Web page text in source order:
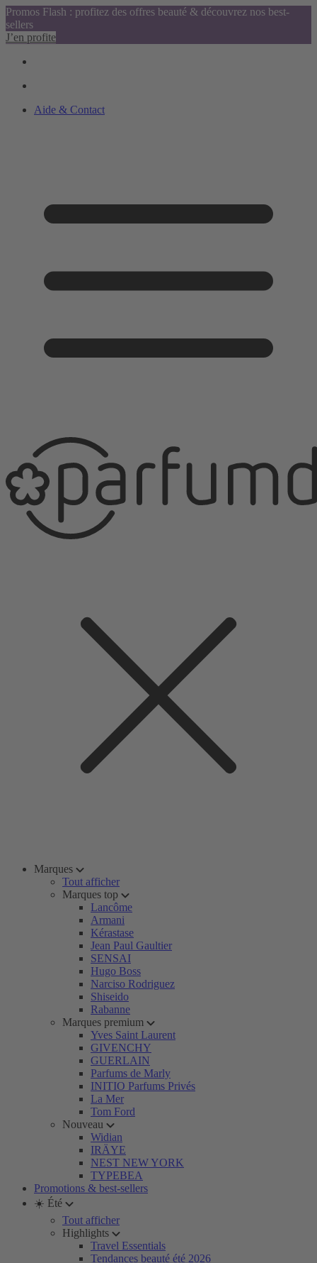
Promos Flash : profitez des offres beauté & découvrez nos best-
sellers
J’en profite
Aide & Contact
Marques
Tout afficher
Marques top
Lancôme
Armani
Kérastase
Jean Paul Gaultier
SENSAI
Hugo Boss
Narciso Rodriguez
Shiseido
Rabanne
Marques premium
Yves Saint Laurent
GIVENCHY
GUERLAIN
Parfums de Marly
INITIO Parfums Privés
La Mer
Tom Ford
Nouveau
Widian
IRÄYE
NEST NEW YORK
TYPEBEA
Promotions & best-sellers
☀️ Été
Tout afficher
Highlights
Travel Essentials
Tendances beauté été 2026